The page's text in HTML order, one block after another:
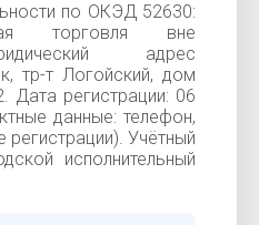
по ОКЭД 52630:
торговля вне
адрес
тр-т Логойский, дом
Дата регистрации: 06
данные: телефон,
регистрации). Учётный
исполнительный